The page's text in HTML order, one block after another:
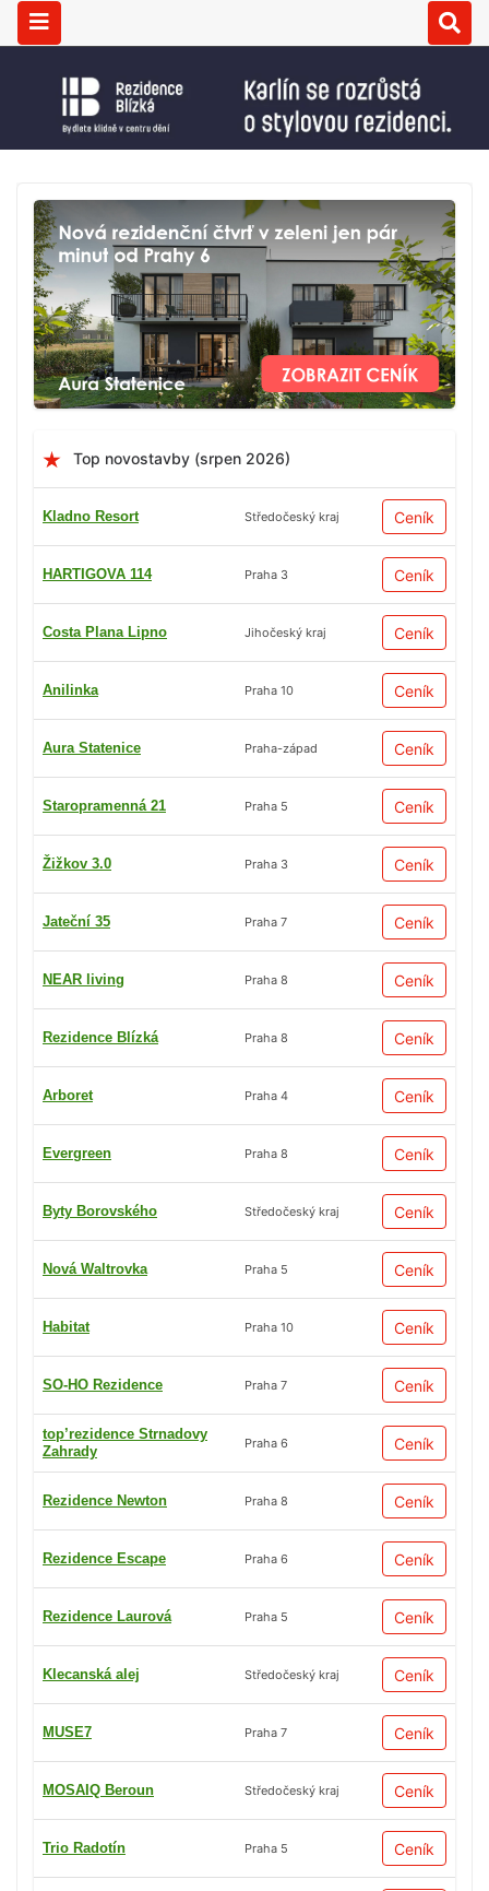
Top novostavby (srpen 2026)
Kladno Resort Středočeský kraj Ceník
HARTIGOVA 114 Praha 3 Ceník
Costa Plana Lipno Jihočeský kraj Ceník
Anilinka Praha 10 Ceník
Aura Statenice Praha-západ Ceník
Staropramenná 21 Praha 5 Ceník
Žižkov 3.0 Praha 3 Ceník
Jateční 35 Praha 7 Ceník
NEAR living Praha 8 Ceník
Rezidence Blízká Praha 8 Ceník
Arboret Praha 4 Ceník
Evergreen Praha 8 Ceník
Byty Borovského Středočeský kraj Ceník
Nová Waltrovka Praha 5 Ceník
Habitat Praha 10 Ceník
SO-HO Rezidence Praha 7 Ceník
top’rezidence Strnadovy
Zahrady
Praha 6 Ceník
Rezidence Newton Praha 8 Ceník
Rezidence Escape Praha 6 Ceník
Rezidence Laurová Praha 5 Ceník
Klecanská alej Středočeský kraj Ceník
MUSE7 Praha 7 Ceník
MOSAIQ Beroun Středočeský kraj Ceník
Trio Radotín Praha 5 Ceník